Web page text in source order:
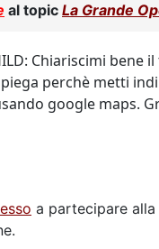
al topic La Grande
Chiariscimi bene
perchè metti
google maps.
a partecipare alla